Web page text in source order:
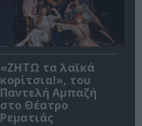
«ΖΗΤΩ τα λαϊκά
κορίτσια!», του
Παντελή Αμπαζή
στο Θέατρο
Ρεματιάς